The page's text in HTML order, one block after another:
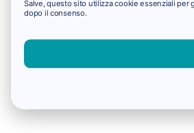
Salve, questo sito utilizza cookie essenziali
dopo il consenso.